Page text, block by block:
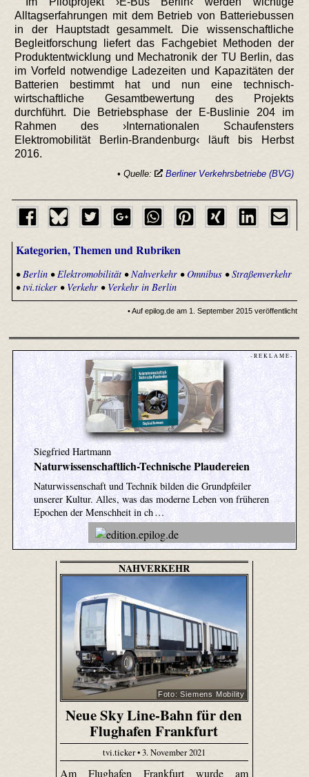
Alltagserfahrungen mit dem Betrieb von Batteriebussen
in der Hauptstadt gesammelt. Die wissenschaftliche
Begleitforschung liefert das Fachgebiet Methoden der
Produktentwicklung und Mechatronik der TU Berlin, das
im Vorfeld notwendige Ladezeiten und Kapazitäten der
Batterien bestimmt hat und nun eine technisch-
wirtschaftliche Gesamtbewertung des Projekts
durchführt. Die Betriebsphase der E-Buslinie 204 im
Rahmen des ›Internationalen Schaufensters
Elektromobilität Berlin-Brandenburg‹ läuft bis Herbst
2016.
• Quelle: Berliner Verkehrsbetriebe (BVG)
Kategorien, Themen und Rubriken
•Berlin•Elektromobilität•Nahverkehr•Omnibus•Straßenverkehr
•tvi.ticker• Verkehr• Verkehr in Berlin
• Auf epilog.de am 1. September 2015 veröffentlicht
- R E K L A M E -
Siegfried Hartmann
Naturwissenschaftlich-Technische Plaudereien
Naturwissenschaft und Technik bilden die Grundpfeiler
unserer Kultur. Alles, was das moderne Leben von früheren
Epochen der Menschheit in ch …
NAHVERKEHR
Foto: Siemens Mobility
Neue Sky Line-Bahn für den
Flughafen Frankfurt
tvi.ticker • 3. November 2021
Am Flughafen Frankfurt wurde am